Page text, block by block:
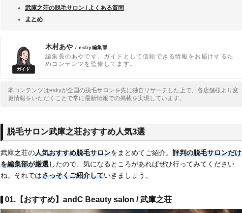
武庫之荘の脱毛サロン / よくある質問
まとめ
木村あや / estiy編集部
編集長のあやです。ガイドとして信頼できる情報をお届けするた
めコンテンツを監修してます。
本コンテンツはestiyが全国の脱毛サロンを先に独自リサーチした上で、各店舗様より変
更情報をいただくことで常に最新情報での掲載を実現しています。
脱毛サロン武庫之荘おすすめ人気3選
武庫之荘の人気おすすめ脱毛サロンをまとめてご紹介。 評判の脱毛サロンだけ
を編集部が厳選したので、気になるところがあればぜひ行ってみてください
ね。それではさっそくご紹介していきましょう。
01.【おすすめ】andC Beauty salon / 武庫之荘